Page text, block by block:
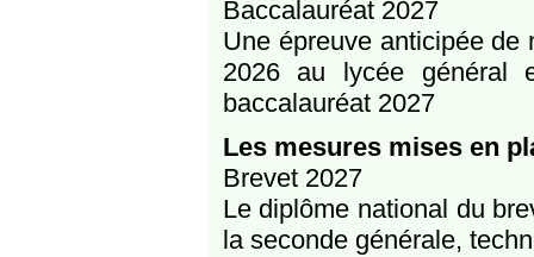
Baccalauréat 2027
Une épreuve anticipée
2026 au lycée général
baccalauréat 2027
Les mesures mises en
Brevet 2027
Le diplôme national du
la seconde générale,